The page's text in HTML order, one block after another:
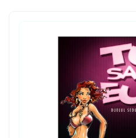
Altfel, nu vei face decât să